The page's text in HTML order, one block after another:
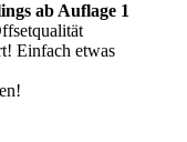
ab Auflage 1
Einfach etwas